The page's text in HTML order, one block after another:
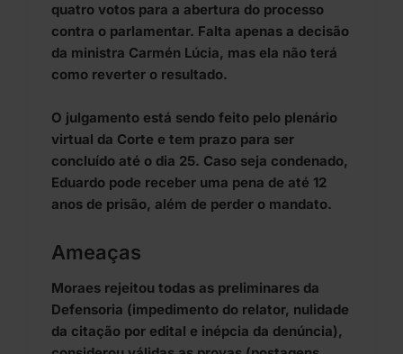
quatro votos para a abertura do processo
contra o parlamentar. Falta apenas a decisão
da ministra Carmén Lúcia, mas ela não terá
como reverter o resultado.
O julgamento está sendo feito pelo plenário
virtual da Corte e tem prazo para ser
concluído até o dia 25. Caso seja condenado,
Eduardo pode receber uma pena de até 12
anos de prisão, além de perder o mandato.
Ameaças
Moraes rejeitou todas as preliminares da
Defensoria (impedimento do relator, nulidade
da citação por edital e inépcia da denúncia),